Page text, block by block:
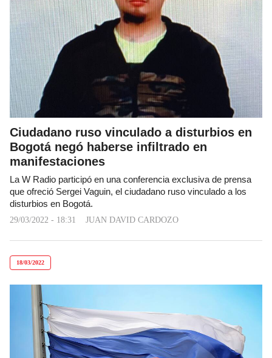
Ciudadano ruso vinculado a disturbios en
Bogotá negó haberse infiltrado en
manifestaciones
La W Radio participó en una conferencia exclusiva de prensa
que ofreció Sergei Vaguin, el ciudadano ruso vinculado a los
disturbios en Bogotá.
29/03/2022 - 18:31 JUAN DAVID CARDOZO
18/03/2022